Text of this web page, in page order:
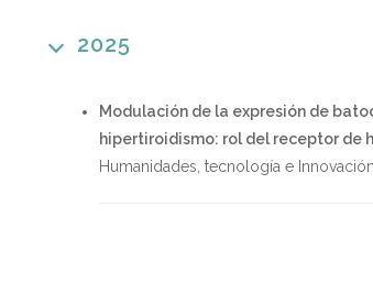
2025
Modulación de la expresión de
hipertiroidismo: rol del receptor de
Humanidades, tecnología e Innovación